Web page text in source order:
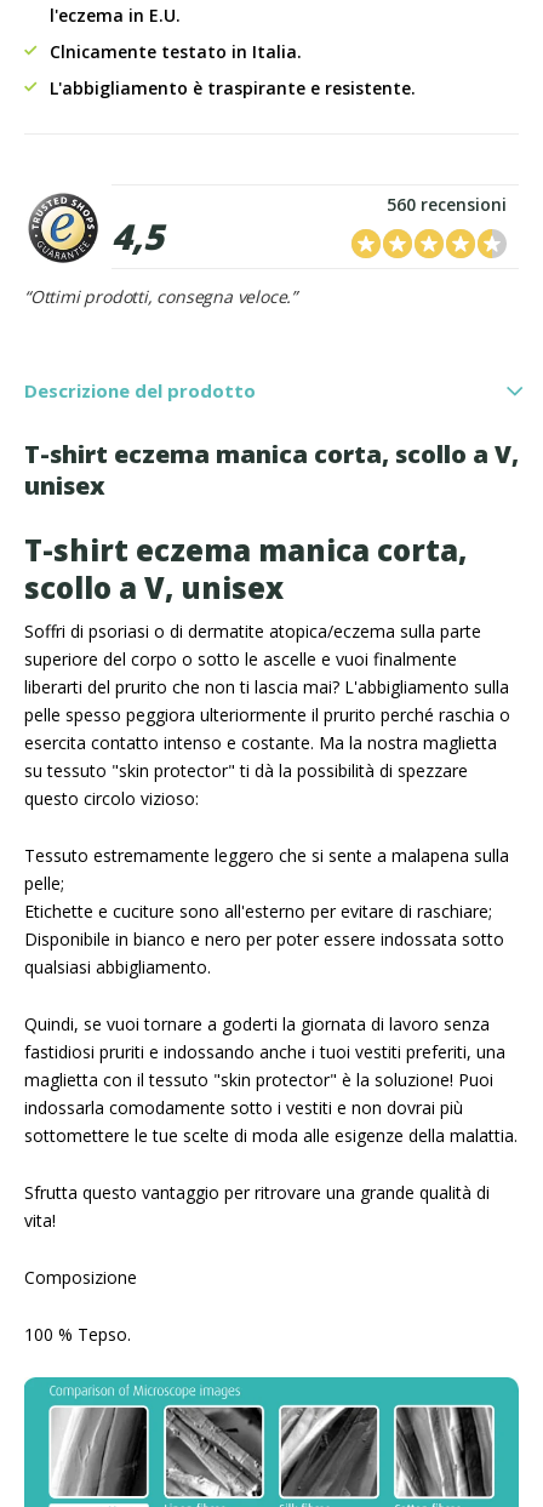
l'eczema in E.U.
Clnicamente testato in Italia.
L'abbigliamento è traspirante e resistente.
4,5
560 recensioni
“Ottimi prodotti, consegna veloce.”
Descrizione del prodotto
T-shirt eczema manica corta, scollo a V,
unisex
T-shirt eczema manica corta,
scollo a V, unisex
Soffri di psoriasi o di dermatite atopica/eczema sulla parte
superiore del corpo o sotto le ascelle e vuoi finalmente
liberarti del prurito che non ti lascia mai? L'abbigliamento sulla
pelle spesso peggiora ulteriormente il prurito perché raschia o
esercita contatto intenso e costante. Ma la nostra maglietta
su tessuto "skin protector" ti dà la possibilità di spezzare
questo circolo vizioso:
Tessuto estremamente leggero che si sente a malapena sulla
pelle;
Etichette e cuciture sono all'esterno per evitare di raschiare;
Disponibile in bianco e nero per poter essere indossata sotto
qualsiasi abbigliamento.
Quindi, se vuoi tornare a goderti la giornata di lavoro senza
fastidiosi pruriti e indossando anche i tuoi vestiti preferiti, una
maglietta con il tessuto "skin protector" è la soluzione! Puoi
indossarla comodamente sotto i vestiti e non dovrai più
sottomettere le tue scelte di moda alle esigenze della malattia.
Sfrutta questo vantaggio per ritrovare una grande qualità di
vita!
Composizione
100 % Tepso.